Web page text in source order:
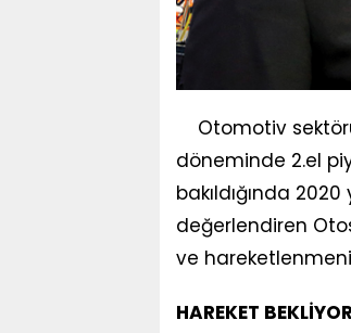
Otomotiv
döneminde 2.el
bakıldığında
değerlendiren
ve
HAREKET